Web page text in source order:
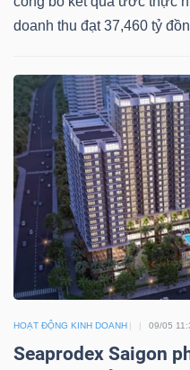
doanh thu đạt 37,460 tỷ
HOẠT ĐỘNG KINH DOANH 09/05
Seaprodex Saigon
VẬT
LIỆU
CÔNG
NGHIỆP
TIÊU
DÙNG
KHÔNG
THIẾT